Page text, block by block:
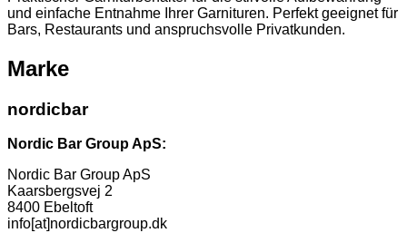
und einfache Entnahme Ihrer Garnituren. Perfekt geeignet für
Bars, Restaurants und anspruchsvolle Privatkunden.
Marke
nordicbar
Nordic Bar Group ApS:
Nordic Bar Group ApS
Kaarsbergsvej 2
8400 Ebeltoft
info[at]nordicbargroup.dk